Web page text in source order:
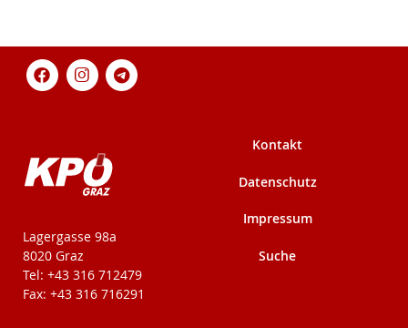
KPÖ-Steiermark
Lagergasse 98a
8020 Graz
Tel: +43 316 712479
Fax: +43 316 716291
Kontakt
Datenschutz
Impressum
Suche